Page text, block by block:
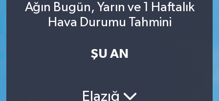
Ağın Bugün, Yarın ve 1 Haftalık
Hava Durumu Tahmini
ŞU AN
Elazığ
Alaplı
Tüm Manşetler